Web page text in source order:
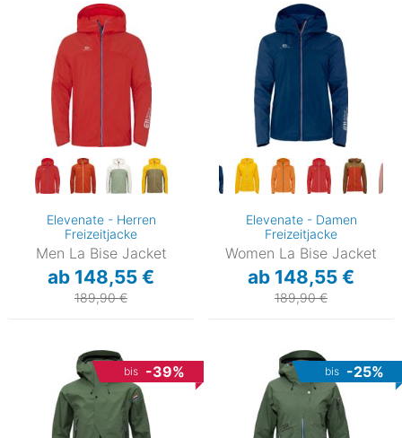
Elevenate - Herren
Freizeitjacke
Men La Bise Jacket
ab 148,55 €
189,90 €
Elevenate - Damen
Freizeitjacke
Women La Bise Jacket
ab 148,55 €
189,90 €
bis -39% bis -25%